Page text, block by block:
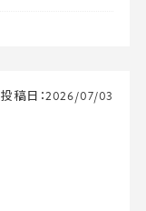
投稿日：2026/07/03